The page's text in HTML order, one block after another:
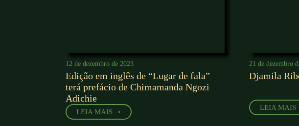
12 de dezembro de 2023
Edição em inglês de “Lugar de fala”
terá prefácio de Chimamanda Ngozi
Adichie
LEIA MAIS ➝
21 de dezembro
Djamila
LEIA MAIS